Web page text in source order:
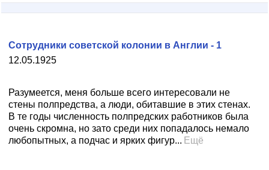
12.05.1925
Сотрудники советской колонии в Англии - 1
Разумеется, меня больше всего интересовали не
стены полпредства, а люди, обитавшие в этих стенах.
В те годы численность полпредских работников была
очень скромна, но зато среди них попадалось немало
любопытных, а подчас и ярких фигур... Ещё